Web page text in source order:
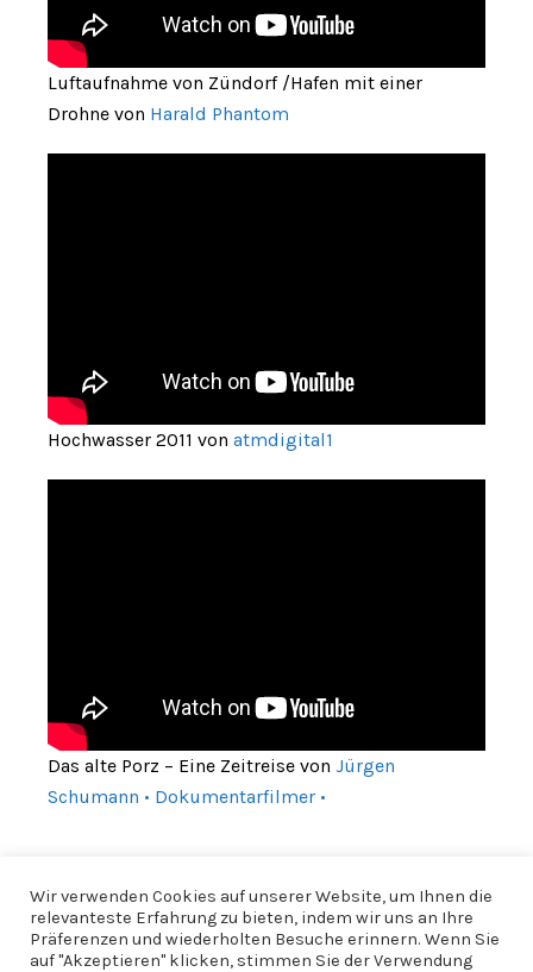
Luftaufnahme von Zündorf /Hafen mit einer
Drohne von Harald Phantom
Hochwasser 2011 von atmdigital1
Das alte Porz – Eine Zeitreise von Jürgen
Schumann • Dokumentarfilmer •
Wir verwenden Cookies auf unserer Website, um Ihnen die
relevanteste Erfahrung zu bieten, indem wir uns an Ihre
Präferenzen und wiederholten Besuche erinnern. Wenn Sie
auf "Akzeptieren" klicken, stimmen Sie der Verwendung